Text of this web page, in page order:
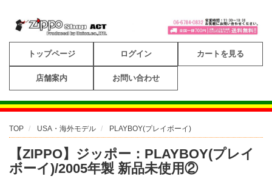
トップページ ログイン カートを見る
店舗案内 お問い合わせ
TOP USA・海外モデル PLAYBOY(プレイボーイ)
【ZIPPO】ジッポー：PLAYBOY(プレイ
ボーイ)/2005年製 新品未使用②